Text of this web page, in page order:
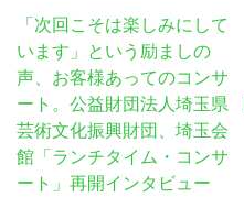
投
稿
ナ
ビ
ゲ
ー
シ
「次回こそは楽しみにして
います」という励ましの
声、お客様あってのコンサ
ート。公益財団法人埼玉県
芸術文化振興財団、埼玉会
館「ランチタイム・コンサ
ート」再開インタビュー